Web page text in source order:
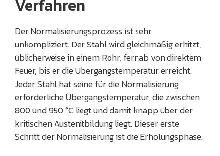
Verfahren
Der Normalisierungsprozess ist sehr
unkompliziert. Der Stahl wird gleichmäßig erhitzt,
üblicherweise in einem Rohr, fernab von direktem
Feuer, bis er die Übergangstemperatur erreicht.
Jeder Stahl hat seine für die Normalisierung
erforderliche Übergangstemperatur, die zwischen
800 und 950 °C liegt und damit knapp über der
kritischen Austenitbildung liegt. Dieser erste
Schritt der Normalisierung ist die Erholungsphase.